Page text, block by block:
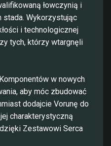
łowczynią i
Wykorzystując
i technologicznej
tych, którzy wtargnęli
w nowych
aby móc zbudować
dodajcie Vorunę do
charakterystyczną
Zestawowi Serca